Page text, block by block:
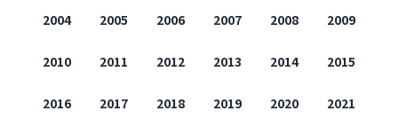
2004 2005 2006 2007 2008 2009
2010 2011 2012 2013 2014 2015
2016 2017 2018 2019 2020 2021